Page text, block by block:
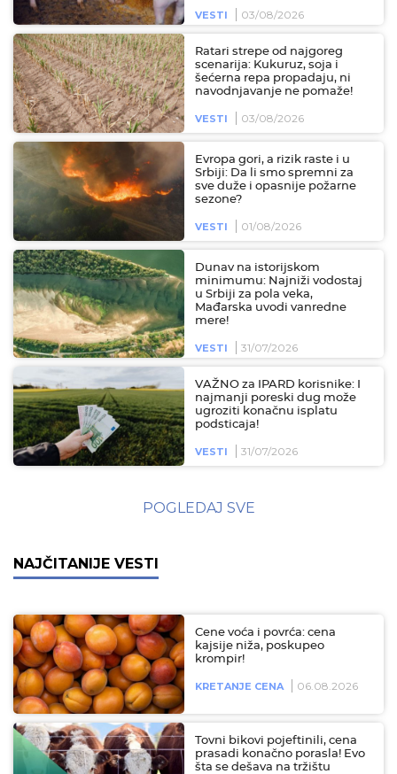
VESTI 03/08/2026
Ratari strepe od najgoreg
scenarija: Kukuruz, soja i
šećerna repa propadaju, ni
navodnjavanje ne pomaže!
VESTI 03/08/2026
Evropa gori, a rizik raste i u
Srbiji: Da li smo spremni za
sve duže i opasnije požarne
sezone?
VESTI 01/08/2026
Dunav na istorijskom
minimumu: Najniži vodostaj
u Srbiji za pola veka,
Mađarska uvodi vanredne
mere!
VESTI 31/07/2026
VAŽNO za IPARD korisnike: I
najmanji poreski dug može
ugroziti konačnu isplatu
podsticaja!
VESTI 31/07/2026
POGLEDAJ SVE
NAJČITANIJE VESTI
Cene voća i povrća: cena
kajsije niža, poskupeo
krompir!
KRETANJE CENA 06.08.2026
Tovni bikovi pojeftinili, cena
prasadi konačno porasla! Evo
šta se dešava na tržištu